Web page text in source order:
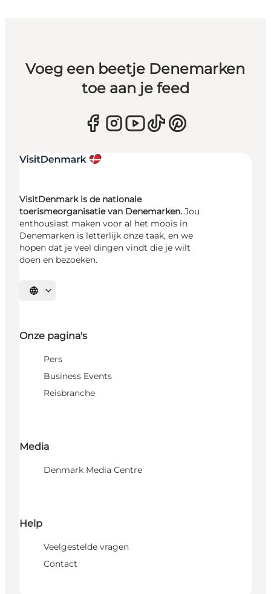
Voeg een beetje Denemarken
toe aan je feed
VisitDenmark is de nationale
toerismeorganisatie van Denemarken. Jou
enthousiast maken voor al het moois in
Denemarken is letterlijk onze taak, en we
hopen dat je veel dingen vindt die je wilt
doen en bezoeken.
Selecteer taal
Onze pagina's
Pers
Business Events
Reisbranche
Media
Denmark Media Centre
Help
Veelgestelde vragen
Contact